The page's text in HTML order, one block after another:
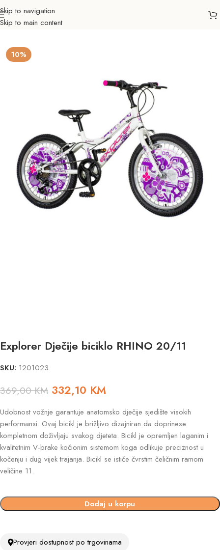
Skip to navigation
Skip to main content
Početna Biciklizam
10%
Explorer Dječije biciklo RHINO 20/11
SKU: 1201023
369,00KM 332,10 KM
Udobnost vožnje garantuje anatomsko dječije sjedište visokih
performansi. Ovaj bicikl je brižljivo dizajniran da doprinese
kompletnom doživljaju svakog djeteta. Bicikl je opremljen laganim i
kvalitetnim V-brake kočionim sistemom koga odlikuje preciznost u
kočenju i dug vijek trajanja. Bicikl se ističe čvrstim čeličnim ramom
veličine 11.
Dodaj u korpu
Provjeri dostupnost po trgovinama